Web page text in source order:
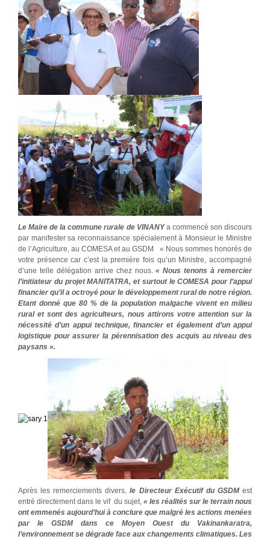
Le Maire de la commune rurale de VINANYa commencé son discours
par manifester sa reconnaissance spécialement à Monsieur le Ministre
de l’Agriculture, au COMESA et au GSDM « Nous sommes honorés de
votre présence car c’est la première fois qu’un Ministre, accompagné
d’une telle délégation arrive chez nous.« Nous tenons à remercier
l’initiateur du projet MANITATRA, et surtout le COMESA pour l’appui
financier qu’il a octroyé pour le développement rural de notre région.
Etant donné que 80 % de la population malgache vivent en milieu
rural et sont des agriculteurs, nous attirons votre attention sur la
nécessité d’un appui technique, financier et également d’un appui
logistique pour assurer la pérennisation des acquis au niveau des
paysans ».
Après les remerciements divers,le Directeur Exécutif du GSDMest
entré directement dans le vif du sujet, « les réalités sur le terrain nous
ont emmenés aujourd’hui à conclure que malgré les actions menées
par le GSDM dans ce Moyen Ouest du Vakinankaratra,
l’environnement se dégrade face aux changements climatiques. Les